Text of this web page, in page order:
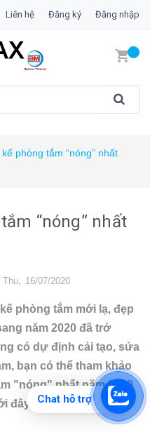
Liên hệ Đăng ký Đăng nhập
phòng tắm “nóng” nhất
“nóng” nhất
16/07/2020
phòng tắm mới lạ, đẹp
năm 2020 đã trở
có dự định cải tạo, sửa
bạn có thể tham khảo
"nóng" nhất năm 2020
đây nhé.Chat hỗ trợ